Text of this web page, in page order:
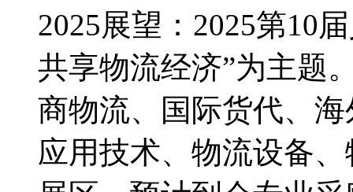
2025展望：2025第10
共享物流经济”为主题
商物流、国际货代、
应用技术、物流设备